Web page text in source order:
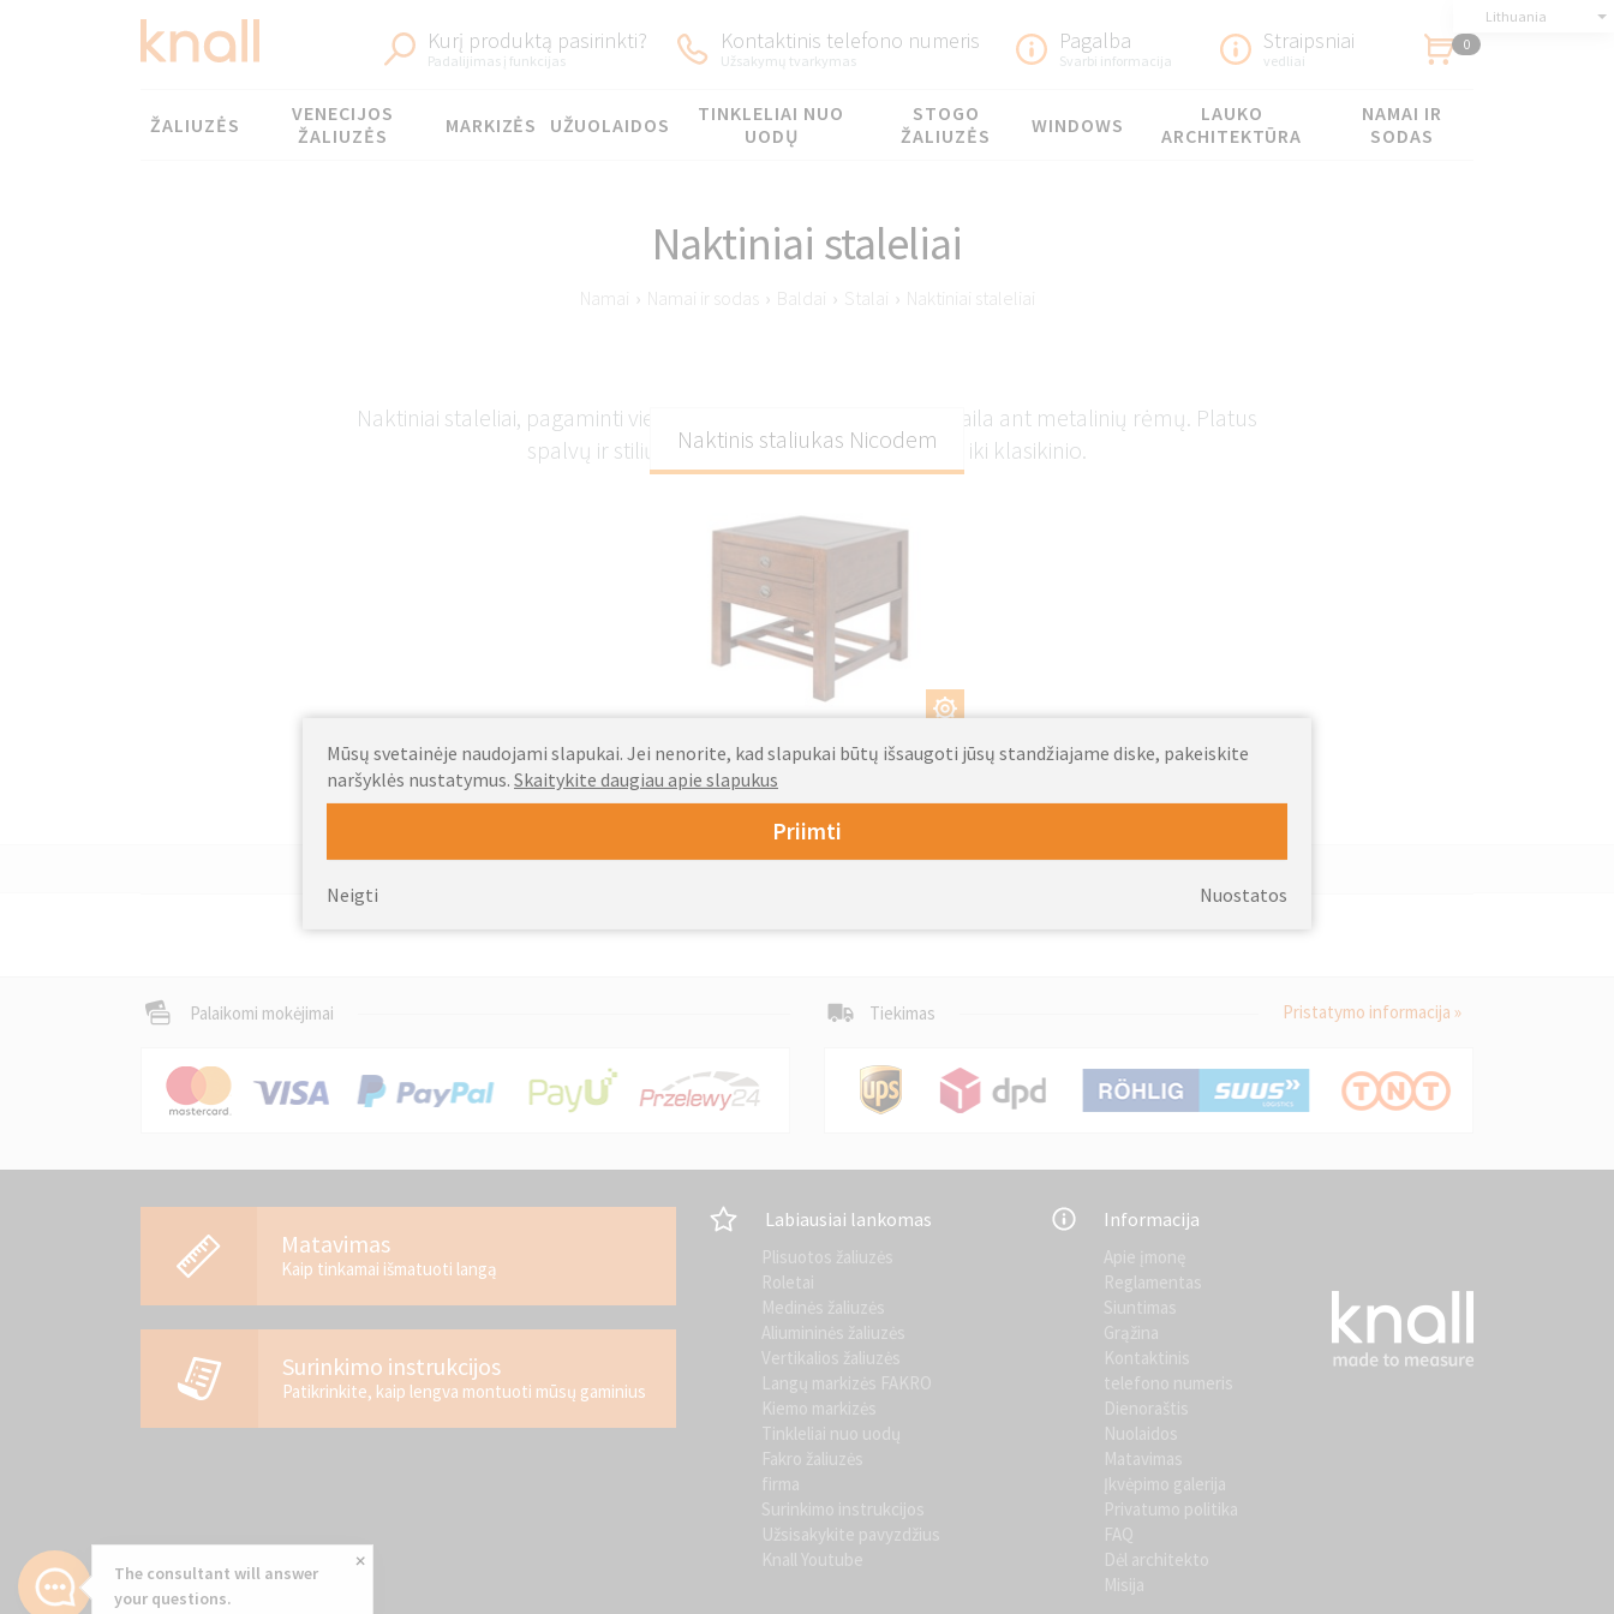
Lithuania
Kurį produktą pasirinkti?
Padalijimas į funkcijas
Kontaktinis telefono numeris
Užsakymų tvarkymas
Pagalba
Svarbi informacija
Straipsniai
vedliai
0
Meniu
ŽALIUZĖS
VENECIJOS
ŽALIUZĖS
MARKIZĖS UŽUOLAIDOS
TINKLELIAI NUO
UODŲ
STOGO
ŽALIUZĖS
WINDOWS
LAUKO
ARCHITEKTŪRA
NAMAI IR
SODAS
Naktiniai staleliai
Namai › Namai ir sodas › Baldai › Stalai › Naktiniai staleliai
Naktiniai staleliai, pagaminti vien iš medžio arba su medžio apdaila ant metalinių rėmų. Platus
spalvų ir stilių pasirinkimas – nuo modernaus iki klasikinio.
Naktinis staliukas Nicodem
Palaikomi mokėjimai Tiekimas Pristatymo informacija »
Matavimas
Kaip tinkamai išmatuoti langą
Surinkimo instrukcijos
Patikrinkite, kaip lengva montuoti mūsų gaminius
Labiausiai lankomas
Plisuotos žaliuzės
Roletai
Medinės žaliuzės
Aliumininės žaliuzės
Vertikalios žaliuzės
Langų markizės FAKRO
Kiemo markizės
Tinkleliai nuo uodų
Fakro žaliuzės
firma
Surinkimo instrukcijos
Užsisakykite pavyzdžius
Knall Youtube
Informacija
Apie įmonę
Reglamentas
Siuntimas
Grąžina
Kontaktinis
telefono numeris
Dienoraštis
Nuolaidos
Matavimas
Įkvėpimo galerija
Privatumo politika
FAQ
Dėl architekto
Misija
Copyright ©2014 Knall
Mūsų svetainėje naudojami slapukai. Jei nenorite, kad slapukai būtų išsaugoti jūsų standžiajame diske, pakeiskite
naršyklės nustatymus. Skaitykite daugiau apie slapukus
Priimti
Nuostatos
Neigti
The consultant will answer
your questions.